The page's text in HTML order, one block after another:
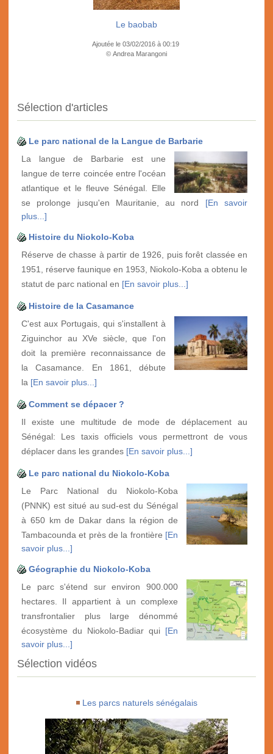
Le baobab
Ajoutée le 03/02/2016 à 00:19
© Andrea Marangoni
Sélection d'articles
Le parc national de la Langue de Barbarie
La langue de Barbarie est une
langue de terre coincée entre l'océan
atlantique et le fleuve Sénégal. Elle
se prolonge jusqu'en Mauritanie, au nord [En savoir
plus...]
Histoire du Niokolo-Koba
Réserve de chasse à partir de 1926, puis forêt classée en
1951, réserve faunique en 1953, Niokolo-Koba a obtenu le
statut de parc national en [En savoir plus...]
Histoire de la Casamance
C'est aux Portugais, qui s'installent à
Ziguinchor au XVe siècle, que l'on
doit la première reconnaissance de
la Casamance. En 1861, débute
la [En savoir plus...]
Comment se dépacer ?
Il existe une multitude de mode de déplacement au
Sénégal: Les taxis officiels vous permettront de vous
déplacer dans les grandes [En savoir plus...]
Le parc national du Niokolo-Koba
Le Parc National du Niokolo-Koba
(PNNK) est situé au sud-est du Sénégal
à 650 km de Dakar dans la région de
Tambacounda et près de la frontière [En
savoir plus...]
Géographie du Niokolo-Koba
Le parc s'étend sur environ 900.000
hectares. Il appartient à un complexe
transfrontalier plus large dénommé
écosystème du Niokolo-Badiar qui [En
savoir plus...]
Sélection vidéos
Les parcs naturels sénégalais